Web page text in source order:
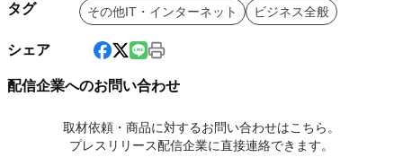
タグ その他IT・インターネット ビジネス全般
シェア
配信企業へのお問い合わせ
取材依頼・商品に対するお問い合わせはこちら。
プレスリリース配信企業に直接連絡できます。